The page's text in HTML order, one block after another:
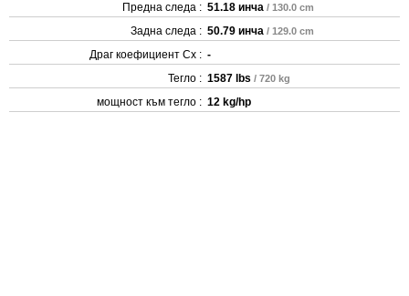
Предна следа : 51.18 инча / 130.0 cm
Задна следа : 50.79 инча / 129.0 cm
Драг коефициент Cx : -
Тегло : 1587 lbs / 720 kg
мощност към тегло : 12 kg/hp